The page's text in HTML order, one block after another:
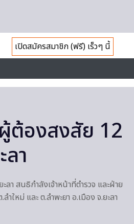
เปิดสมัครสมาชิก (ฟรี) เร็วๆ นี้
ต้องสงสัย 12
า
สนธิกำลังเจ้าหน้าที่ตำรวจ และฝ่าย
หม่ และ ต.ลำพะยา อ.เมือง จ.ยะลา